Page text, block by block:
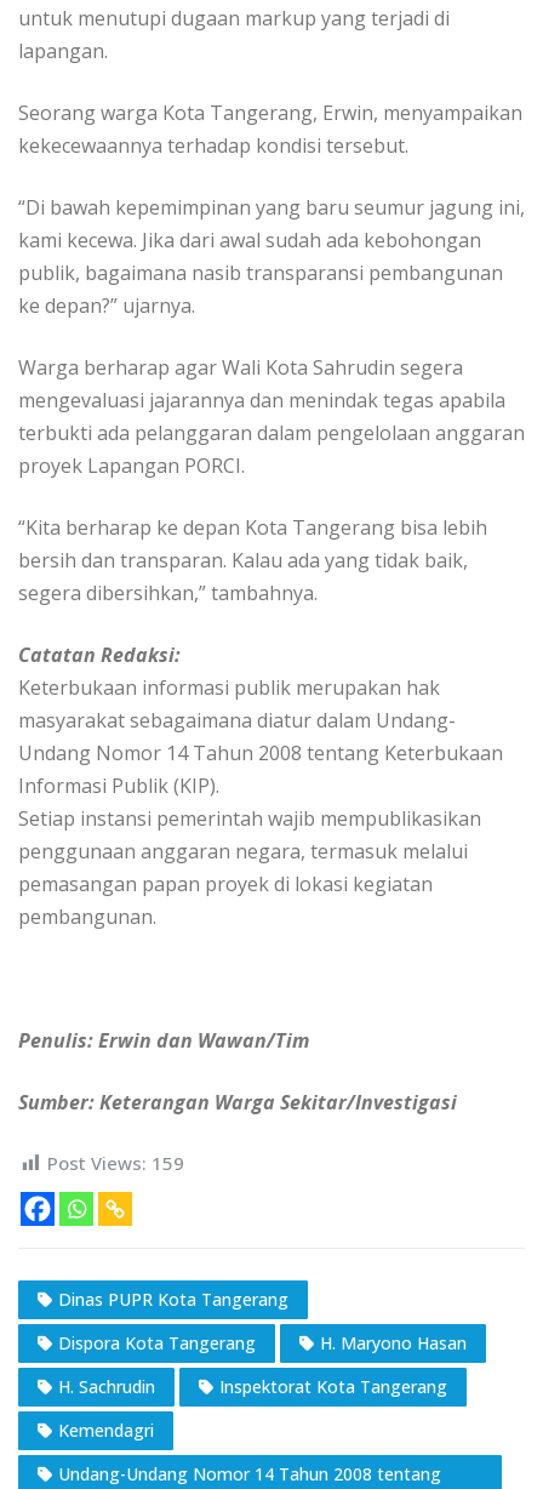
untuk menutupi dugaan markup yang terjadi di
lapangan.
Seorang warga Kota Tangerang, Erwin, menyampaikan
kekecewaannya terhadap kondisi tersebut.
“Di bawah kepemimpinan yang baru seumur jagung ini,
kami kecewa. Jika dari awal sudah ada kebohongan
publik, bagaimana nasib transparansi pembangunan
ke depan?” ujarnya.
Warga berharap agar Wali Kota Sahrudin segera
mengevaluasi jajarannya dan menindak tegas apabila
terbukti ada pelanggaran dalam pengelolaan anggaran
proyek Lapangan PORCI.
“Kita berharap ke depan Kota Tangerang bisa lebih
bersih dan transparan. Kalau ada yang tidak baik,
segera dibersihkan,” tambahnya.
Catatan Redaksi:
Keterbukaan informasi publik merupakan hak
masyarakat sebagaimana diatur dalam Undang-
Undang Nomor 14 Tahun 2008 tentang Keterbukaan
Informasi Publik (KIP).
Setiap instansi pemerintah wajib mempublikasikan
penggunaan anggaran negara, termasuk melalui
pemasangan papan proyek di lokasi kegiatan
pembangunan.
Penulis: Erwin dan Wawan/Tim
Sumber: Keterangan Warga Sekitar/Investigasi
Post Views: 159
Dinas PUPR Kota Tangerang
Dispora Kota Tangerang
H. Maryono Hasan
H. Sachrudin
Inspektorat Kota Tangerang
Kemendagri
Undang-Undang Nomor 14 Tahun 2008 tentang